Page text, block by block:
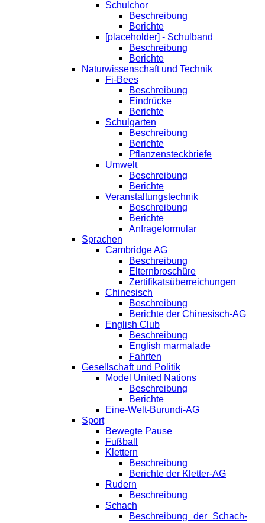
Schulchor
Beschreibung
Berichte
[placeholder] - Schulband
Beschreibung
Berichte
Naturwissenschaft und Technik
Fi-Bees
Beschreibung
Eindrücke
Berichte
Schulgarten
Beschreibung
Berichte
Pflanzensteckbriefe
Umwelt
Beschreibung
Berichte
Veranstaltungstechnik
Beschreibung
Berichte
Anfrageformular
Sprachen
Cambridge AG
Beschreibung
Elternbroschüre
Zertifikatsüberreichungen
Chinesisch
Beschreibung
Berichte der Chinesisch-AG
English Club
Beschreibung
English marmalade
Fahrten
Gesellschaft und Politik
Model United Nations
Beschreibung
Berichte
Eine-Welt-Burundi-AG
Sport
Bewegte Pause
Fußball
Klettern
Beschreibung
Berichte der Kletter-AG
Rudern
Beschreibung
Schach
Beschreibung der Schach-